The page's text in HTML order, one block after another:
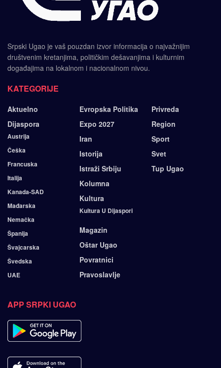
Srpski Ugao je vaš pouzdan izvor informacija o najvažnijim
društvenim kretanjima, političkim dešavanjima i kulturnim
događajima na lokalnom i nacionalnom nivou.
KATEGORIJE
Aktuelno
Dijaspora
Austrija
Češka
Francuska
Italija
Kanada-SAD
Mađarska
Nemačka
Španija
Švajcarska
Švedska
UAE
Evropska Politika
Expo 2027
Iran
Istorija
Istraži Srbiju
Kolumna
Kultura
Kultura U Dijaspori
Magazin
Oštar Ugao
Povratnici
Pravoslavlje
Privreda
Region
Sport
Svet
Tup Ugao
APP SRPKI UGAO